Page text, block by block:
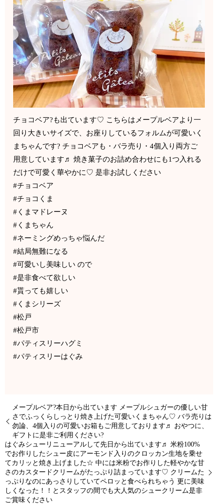
チョコベア?も出ています♡ こちらはメープルベアより一
回り大きいサイズで、お座りしているフォルムが可愛いく
まちゃんです? チョコベアも・バラ売り・4個入り両方ご
用意しています♬ 焼き菓子のお詰め合わせにも1つ入れる
だけで可愛く華やかに♡ 是非お試しください
#チョコベア
#チョコくま
#くまマドレーヌ
#くまちゃん
#ネーミングめっちゃ悩んだ
#結局無難になる
#可愛いし美味しい ので
#是非食べて欲しい
#貰っても嬉しい
#くまシリーズ
#松戸
#松戸市
#パティスリーハグミ
#パティスリーはぐみ
メープルベア?本日から出ています メープルシュガーの優しい甘
さでふっくらしっとり焼き上げた可愛いくまちゃん♡ バラ売りは
勿論、4個入りの可愛いお箱もご用意しております♬ おやつに、
ギフトに是非ご利用ください?
はぐみシューリニューアルして先日から出ています♬ 米粉100%
でお作りしたシュー皮にアーモンド入りのクロッカン生地を乗せ
てカリッと焼き上げました☆ 中には米粉でお作りした軽やかな甘
さのカスタードクリームがたっぷり詰まっています♡ クリームた
っぷりなのにあっさりしていてペロッと食べられちゃう 更に美味
しくなった！！とスタッフの間でも大人気のシュークリーム是非
ご賞味ください